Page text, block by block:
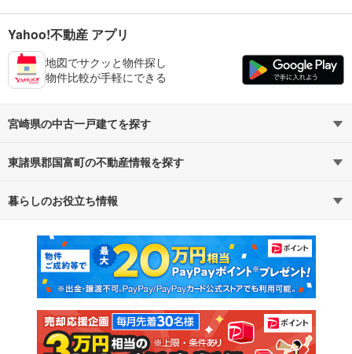
Yahoo!不動産 アプリ
地図でサクッと物件探し
物件比較が手軽にできる
宮崎県の中古一戸建てを探す
路線・駅から探す
通勤・通学時間から探す
東諸県郡国富町の不動産情報を探す
不動産・住宅
新築マンション 中古マンション
新築一戸建て 中古一戸建て
注文住宅 土地
暮らしのお役立ち情報
マンションカタログ 教えて！住まいの先生